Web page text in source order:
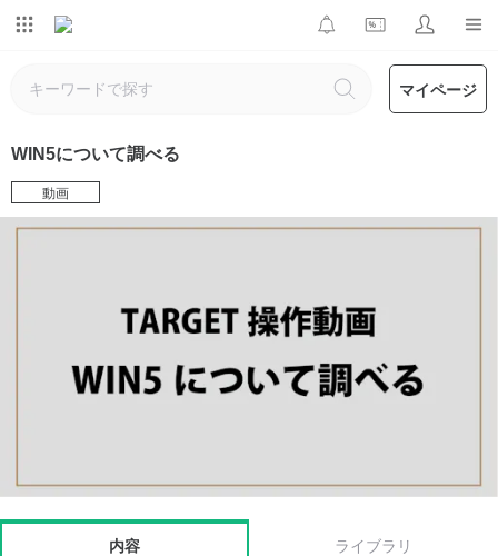
マイページ
WIN5について調べる
動画
内容 ライブラリ